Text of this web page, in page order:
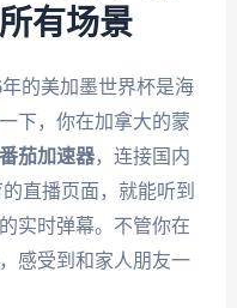
有场景
的美加墨世界杯是海
下，你在加拿大的蒙
茄加速器，连接国内
直播页面，就能听到
实时弹幕。不管你在
感受到和家人朋友一